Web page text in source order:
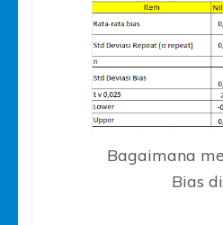
Bagaimana
Bias